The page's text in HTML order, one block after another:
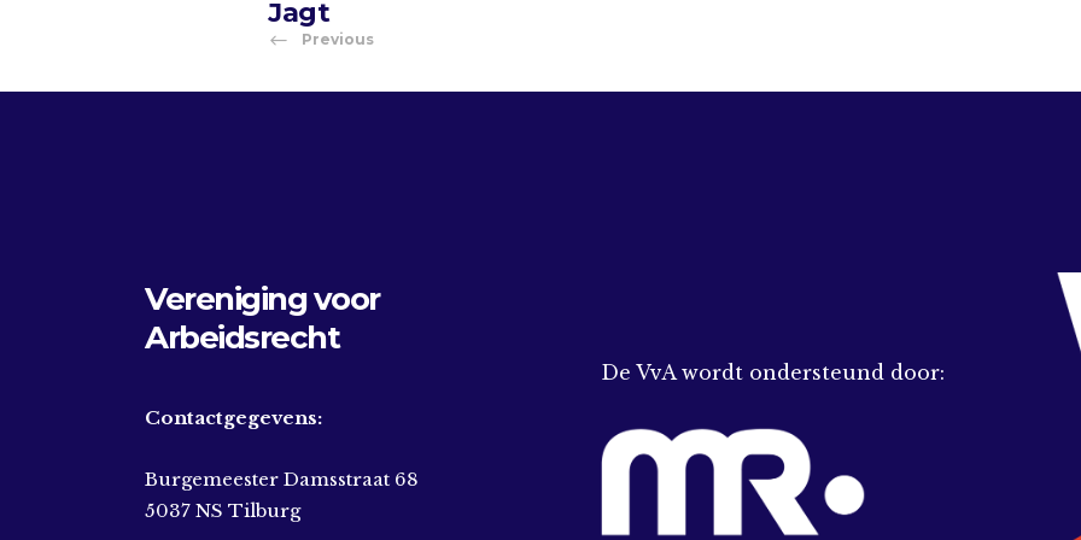
Jagt
Previous
Vereniging voor
Arbeidsrecht
Contactgegevens:
Burgemeester Damsstraat 68
5037 NS Tilburg
De VvA wordt ondersteund door: